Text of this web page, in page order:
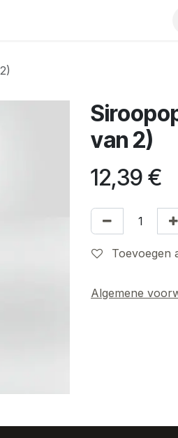
Jura Home
van 2)
12,39 €
Toevoegen
Algemene